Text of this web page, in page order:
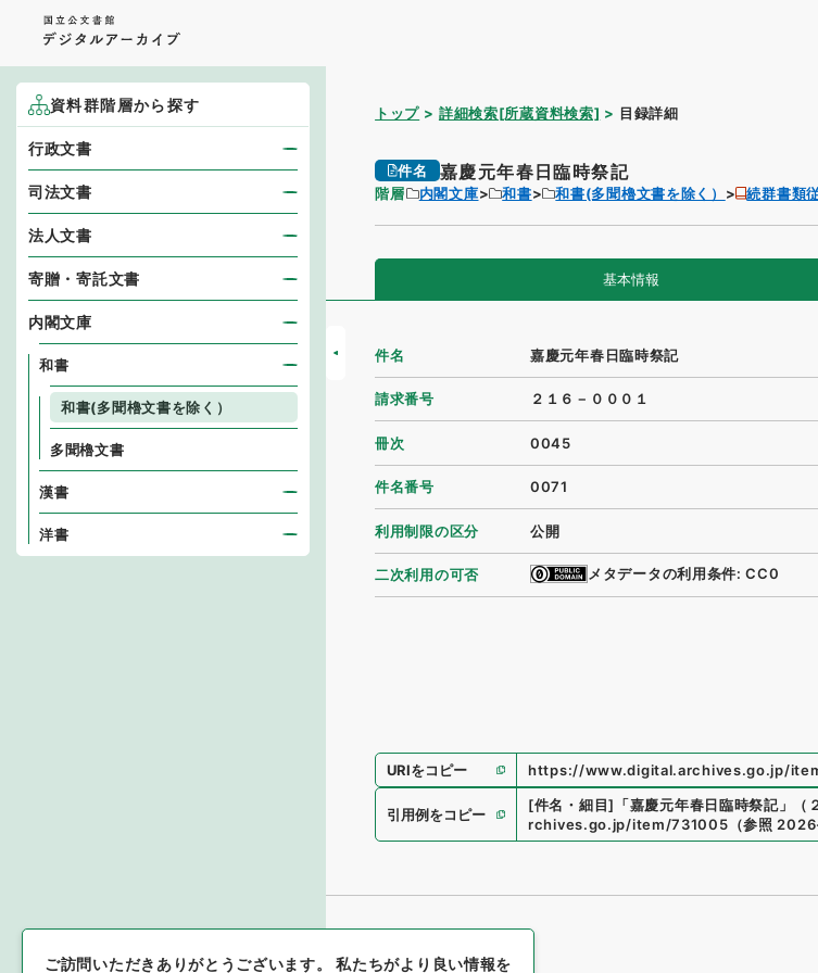
トップ 詳細検索[所蔵資料検索] 目録詳細
件名 嘉慶元年春日臨時祭記
階層 内閣文庫 和書 和書(多聞櫓文書を除く） 続群書類
基本情報
件名 嘉慶元年春日臨時祭記
請求番号 ２１６－０００１
冊次 0045
件名番号 0071
利用制限の区分 公開
二次利用の可否 メタデータの利用条件: CC0
URIをコピー https://www.digital.archives.go.jp/
引用例をコピー
[件名・細目] 「嘉慶元年春日臨時祭記」 （
rchives.go.jp/item/731005 （参照
資料群階層から探す
行政文書
司法文書
法人文書
寄贈・寄託文書
内閣文庫
和書
和書(多聞櫓文書を除く）
多聞櫓文書
漢書
洋書
ご訪問いただきありがとうございます。私たちがより良い情報を